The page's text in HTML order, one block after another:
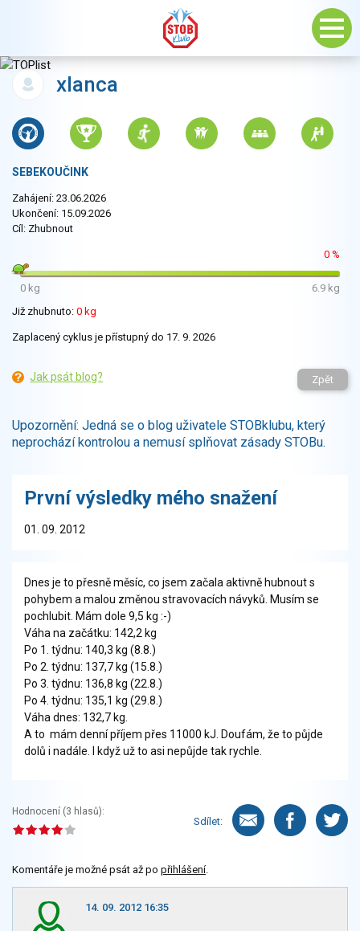
xlanca
SEBEKOUČINK
Zahájení: 23.06.2026
Ukončení: 15.09.2026
Cíl: Zhubnout
0 %
0 kg
6.9 kg
Již zhubnuto: 0 kg
Zaplacený cyklus je přístupný do 17. 9. 2026
Jak psát blog? Zpět
Upozornění: Jedná se o blog uživatele STOBklubu, který
neprochází kontrolou a nemusí splňovat zásady STOBu.
První výsledky mého snažení
01. 09. 2012
Dnes je to přesně měsíc, co jsem začala aktivně hubnout s
pohybem a malou změnou stravovacích návyků. Musím se
pochlubit. Mám dole 9,5 kg :-)
Váha na začátku: 142,2 kg
Po 1. týdnu: 140,3 kg (8.8.)
Po 2. týdnu: 137,7 kg (15.8.)
Po 3. týdnu: 136,8 kg (22.8.)
Po 4. týdnu: 135,1 kg (29.8.)
Váha dnes: 132,7 kg.
A to mám denní příjem přes 11000 kJ. Doufám, že to půjde
dolů i nadále. I když už to asi nepůjde tak rychle.
Hodnocení (3 hlasů):
Sdílet:
Komentáře je možné psát až po přihlášení.
14. 09. 2012 16:35